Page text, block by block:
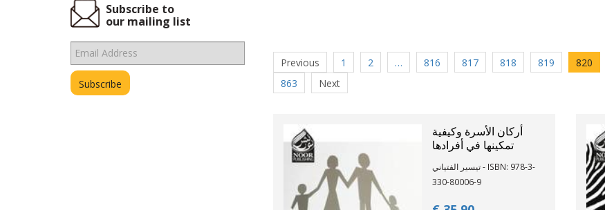
Subscribe to
our mailing list
Previous 1 2 … 816 817 818 819 820
863
Next
أركان الأسرة وكيفية
تمكينها في أفرادها
تيسير الفتياني - ISBN: 978-3-
330-80006-9